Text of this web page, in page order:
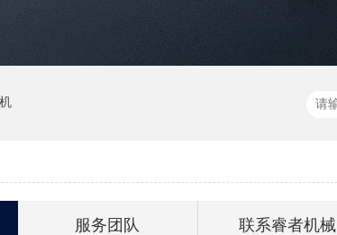
服务团队 联系睿者机械